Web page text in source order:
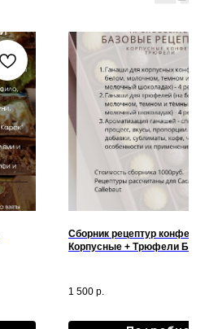
Сборник рецептур конфет
Корпусные + Трюфели
1 500 р.